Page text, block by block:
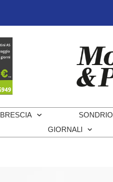
BRESCIA SONDRIO
GIORNALI